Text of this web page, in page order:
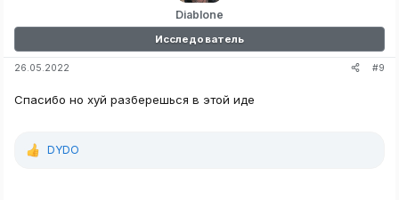
Diablone
Исследователь
26.05.2022 #9
Спасибо но хуй разберешься в этой иде
Р
DYDO